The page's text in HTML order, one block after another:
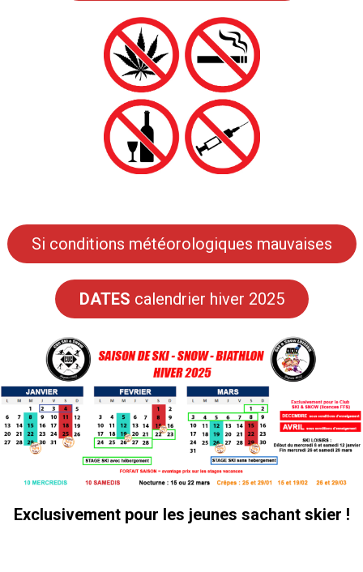
Si conditions météorologiques mauvaises
DATES calendrier hiver 2025
Exclusivement pour les jeunes sachant skier !